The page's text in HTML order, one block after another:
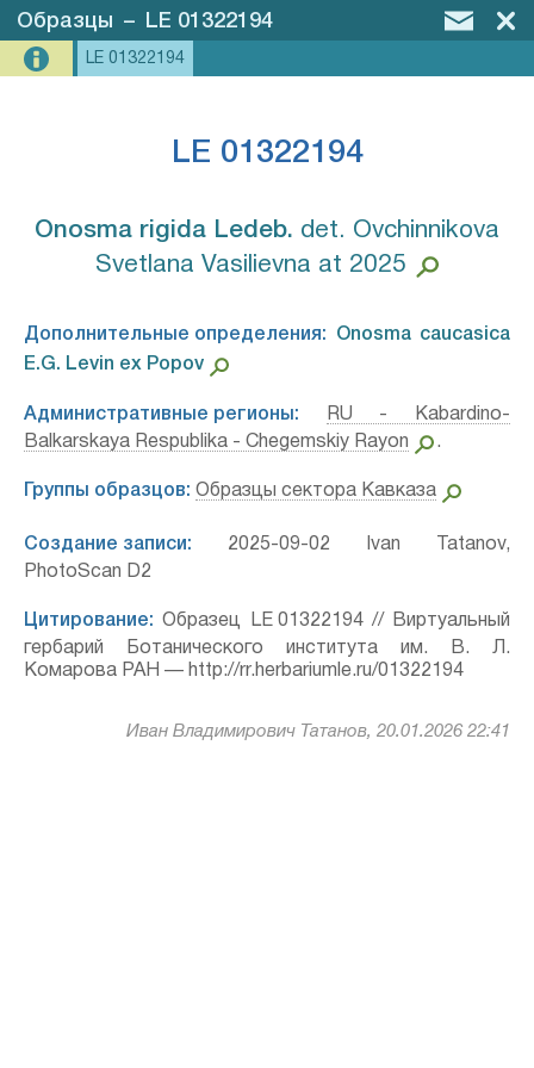
Образцы – LE 01322194
LE 01322194
LE 01322194
Onosma rigida Ledeb.⁣ det. Ovchinnikova
Svetlana Vasilievna at 2025
Дополнительные определения:
Onosma caucasica
E.G. Levin ex Popov⁣
Административные регионы:
RU - Kabardino-
Balkarskaya Respublika - Chegemskiy Rayon
.
Группы образцов: Образцы сектора Кавказа
Создание записи: 2025-09-02 Ivan Tatanov,
PhotoScan D2
Цитирование: Образец LE 01322194 // Виртуальный
гербарий Ботанического института им. В. Л.
Комарова РАН — http://rr.herbariumle.ru/01322194
Иван Владимирович Татанов, 20.01.2026 22:41